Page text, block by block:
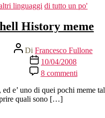
Categorie
linguaggi di tutto un po'
History meme
Autore
articolo
Di Francesco Fullone
Data
dell'articolo
10/04/2008
8 commentisu
Shell
History
uno di quei pochi meme
quali sono […]